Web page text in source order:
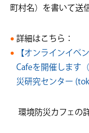
町村名）を書いて送
詳細はこちら：
【オンラインイベ
Cafeを開催します
災研究センター
環境防災カフェの